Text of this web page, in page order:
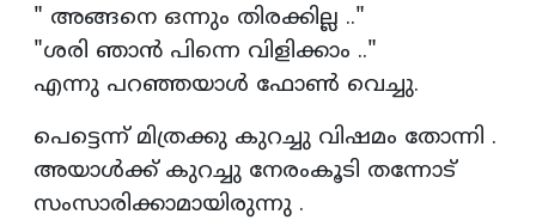
" അങ്ങനെ ഒന്നും തിരക്കില്ല .."
"ശരി ഞാൻ പിന്നെ വിളിക്കാം .."
എന്നു പറഞ്ഞയാൾ ഫോൺ വെച്ചു.
പെട്ടെന്ന് മിത്രക്കു കുറച്ചു വിഷമം തോന്നി .
അയാൾക്ക്‌ കുറച്ചു നേരംകൂടി തന്നോട്
സംസാരിക്കാമായിരുന്നു .